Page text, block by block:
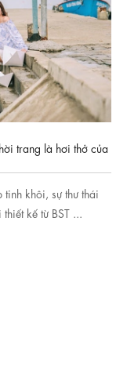
trang là hơi thở của
khôi, sự thư thái
kế từ BST ...